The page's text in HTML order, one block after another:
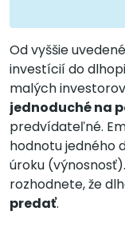
Od vyššie
investícií do
malých
jednoduché na
predvídateľné.
hodnotu jedného
úroku
rozhodnete, že
predať.